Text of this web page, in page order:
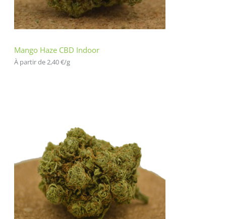
Mango Haze CBD Indoor
À partir de 2,40€/g